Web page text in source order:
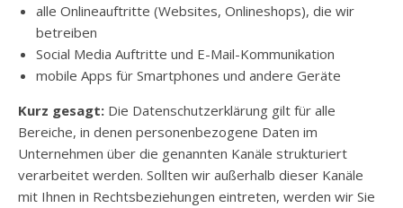
alle Onlineauftritte (Websites, Onlineshops), die wir
betreiben
Social Media Auftritte und E-Mail-Kommunikation
mobile Apps für Smartphones und andere Geräte
Kurz gesagt: Die Datenschutzerklärung gilt für alle
Bereiche, in denen personenbezogene Daten im
Unternehmen über die genannten Kanäle strukturiert
verarbeitet werden. Sollten wir außerhalb dieser Kanäle
mit Ihnen in Rechtsbeziehungen eintreten, werden wir Sie